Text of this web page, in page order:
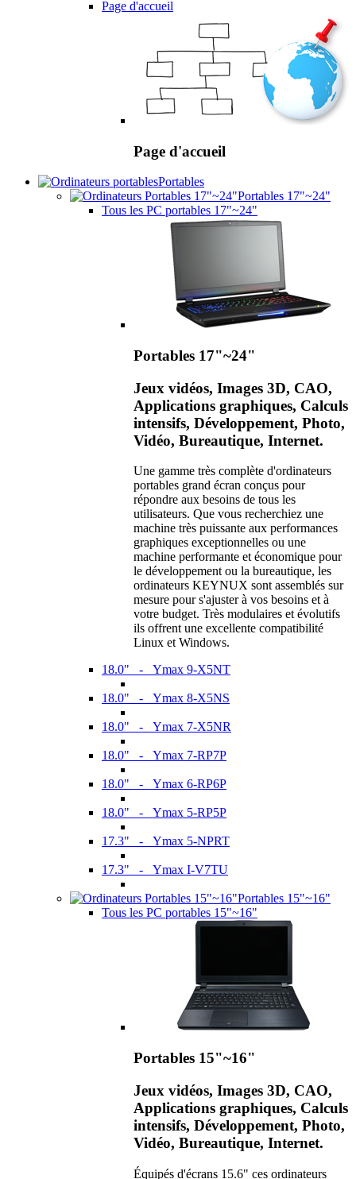
Page d'accueil
Page d'accueil
Portables
Portables 17"~24"
Tous les PC portables 17"~24"
Portables 17"~24"
Jeux vidéos, Images 3D, CAO,
Applications graphiques, Calculs
intensifs, Développement, Photo,
Vidéo, Bureautique, Internet.
Une gamme très complète d'ordinateurs
portables grand écran conçus pour
répondre aux besoins de tous les
utilisateurs. Que vous recherchiez une
machine très puissante aux performances
graphiques exceptionnelles ou une
machine performante et économique pour
le développement ou la bureautique, les
ordinateurs KEYNUX sont assemblés sur
mesure pour s'ajuster à vos besoins et à
votre budget. Très modulaires et évolutifs
ils offrent une excellente compatibilité
Linux et Windows.
18.0" - Ymax 9-X5NT
18.0" - Ymax 8-X5NS
18.0" - Ymax 7-X5NR
18.0" - Ymax 7-RP7P
18.0" - Ymax 6-RP6P
18.0" - Ymax 5-RP5P
17.3" - Ymax 5-NPRT
17.3" - Ymax I-V7TU
Portables 15"~16"
Tous les PC portables 15"~16"
Portables 15"~16"
Jeux vidéos, Images 3D, CAO,
Applications graphiques, Calculs
intensifs, Développement, Photo,
Vidéo, Bureautique, Internet.
Équipés d'écrans 15.6" ces ordinateurs